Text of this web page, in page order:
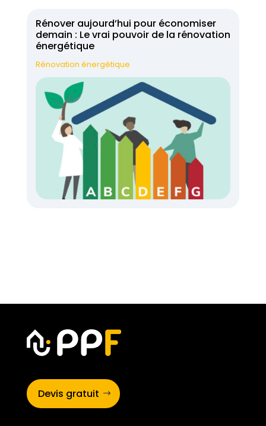
Rénover aujourd’hui pour économiser
demain : Le vrai pouvoir de la rénovation
énergétique
Rénovation énergétique
Devis gratuit